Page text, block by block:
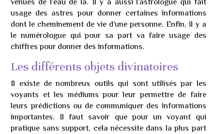
usage des astres pour donner certaines informations
dont le cheminement de vie d’une personne. Enfin, il y a
le numérologue qui pour sa part va faire usage des
chiffres pour donner des informations.
Les différents objets divinatoires
Il existe de nombreux outils qui sont utilisés par les
voyants et les médiums pour leur permettre de faire
leurs prédictions ou de communiquer des informations
importantes. Il faut savoir que pour un voyant qui
pratique sans support, cela nécessite dans la plus part